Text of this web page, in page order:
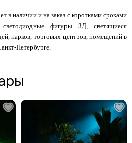
в наличии и на заказ с коротками сроками
светодиодные фигуры 3Д, светящиеся
парков, торговых центров, помещений в
Петербурге.